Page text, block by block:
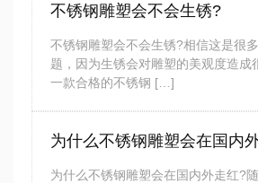
不锈钢雕塑会不会生锈?
不锈钢雕塑会不会生锈?相信这是很
题，因为生锈会对雕塑的美观度造成
一款合格的不锈钢 […]
为什么不锈钢雕塑会在国内
为什么不锈钢雕塑会在国内外走红?